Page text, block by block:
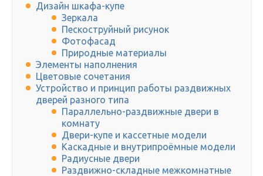
Дизайн шкафа-купе
Зеркала
Пескоструйный рисунок
Фотофасад
Природные материалы
Элементы наполнения
Цветовые сочетания
Устройство и принцип работы раздвижных
дверей разного типа
Параллельно-раздвижные двери в
комнату
Двери-купе и кассетные модели
Каскадные и внутрипроёмные модели
Радиусные двери
Раздвижно-складные межкомнатные